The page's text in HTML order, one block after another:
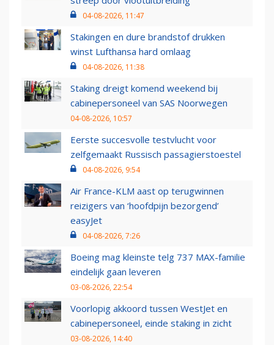
04-08-2026, 11:47
Stakingen en dure brandstof drukken
winst Lufthansa hard omlaag
04-08-2026, 11:38
Staking dreigt komend weekend bij
cabinepersoneel van SAS Noorwegen
04-08-2026, 10:57
Eerste succesvolle testvlucht voor
zelfgemaakt Russisch passagierstoestel
04-08-2026, 9:54
Air France-KLM aast op terugwinnen
reizigers van ‘hoofdpijn bezorgend’
easyJet
04-08-2026, 7:26
Boeing mag kleinste telg 737 MAX-familie
eindelijk gaan leveren
03-08-2026, 22:54
Voorlopig akkoord tussen WestJet en
cabinepersoneel, einde staking in zicht
03-08-2026, 14:40